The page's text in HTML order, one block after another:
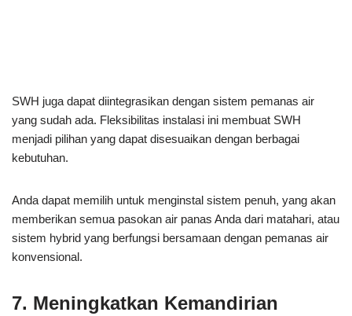
SWH juga dapat diintegrasikan dengan sistem pemanas air
yang sudah ada. Fleksibilitas instalasi ini membuat SWH
menjadi pilihan yang dapat disesuaikan dengan berbagai
kebutuhan.
Anda dapat memilih untuk menginstal sistem penuh, yang akan
memberikan semua pasokan air panas Anda dari matahari, atau
sistem hybrid yang berfungsi bersamaan dengan pemanas air
konvensional.
7. Meningkatkan Kemandirian